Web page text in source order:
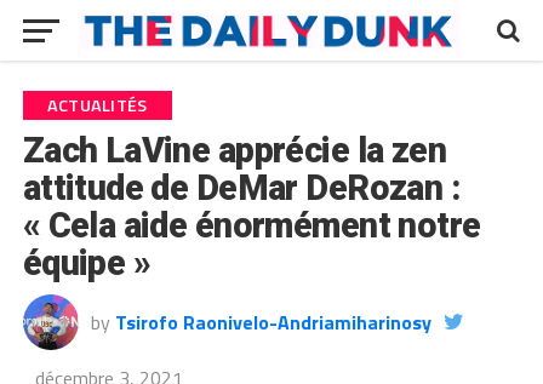
ACTUALITÉS
Zach LaVine apprécie la zen
attitude de DeMar DeRozan :
« Cela aide énormément notre
équipe »
by Tsirofo Raonivelo-Andriamiharinosy
décembre 3, 2021